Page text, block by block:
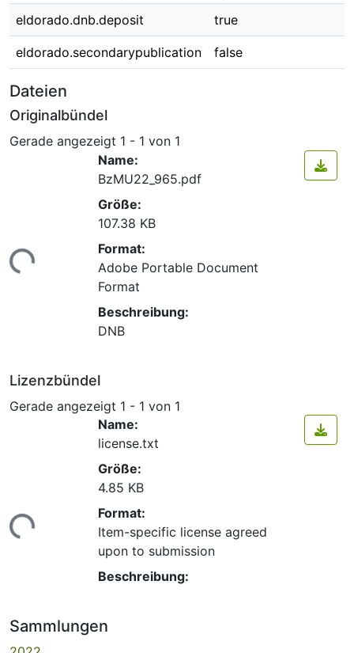
eldorado.dnb.deposit true
eldorado.secondarypublication false
Dateien
Originalbündel
Gerade angezeigt 1 - 1 von 1
Name:
BzMU22_965.pdf
Größe:
107.38 KB
Format:
Adobe Portable Document
Format
Beschreibung:
DNB
Lizenzbündel
Gerade angezeigt 1 - 1 von 1
Name:
license.txt
Größe:
4.85 KB
Format:
Item-specific license agreed
upon to submission
Beschreibung:
Sammlungen